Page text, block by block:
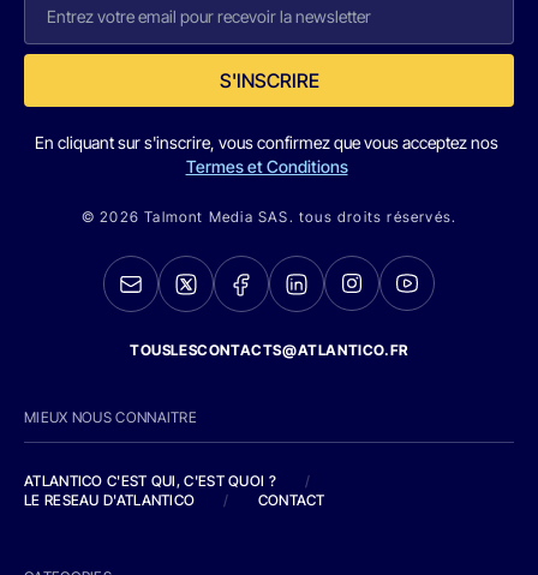
S'INSCRIRE
En cliquant sur s'inscrire, vous confirmez que vous acceptez nos
Termes et Conditions
© 2026 Talmont Media SAS. tous droits réservés.
TOUSLESCONTACTS@ATLANTICO.FR
MIEUX NOUS CONNAITRE
ATLANTICO C'EST QUI, C'EST QUOI ?
/
LE RESEAU D'ATLANTICO
/ CONTACT